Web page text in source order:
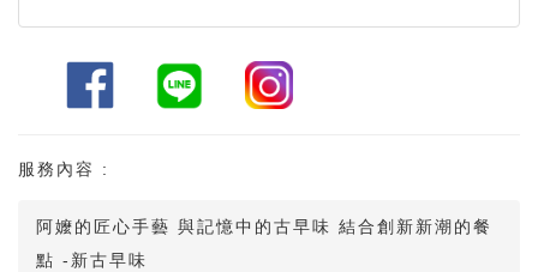
服務內容 :
阿嬤的匠心手藝 與記憶中的古早味 結合創新新潮的餐
點 -新古早味